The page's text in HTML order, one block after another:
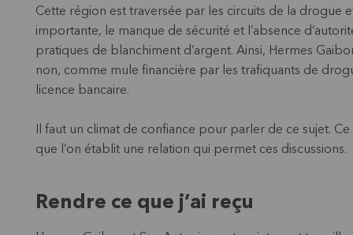
Cette région est traversée par les circuits de la drogue
importante, le manque de sécurité et l’absence
pratiques de blanchiment d’argent. Ainsi, Hermes
non, comme mule financière par les trafiquants de
licence bancaire.
Il faut un climat de confiance pour parler de ce sujet.
que l’on établit une relation qui permet ces discussions.
Rendre ce que j’ai reçu